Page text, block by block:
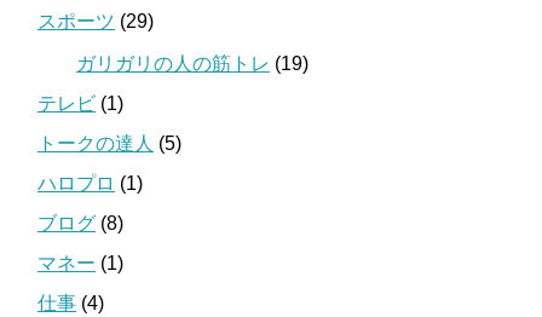
スポーツ (29)
ガリガリの人の筋トレ (19)
テレビ (1)
トークの達人 (5)
ハロプロ (1)
ブログ (8)
マネー (1)
仕事 (4)